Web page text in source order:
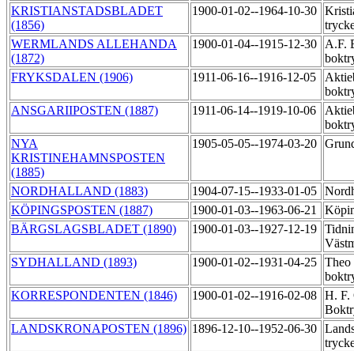
KRISTIANSTADSBLADET
(1856)
1900-01-02--1964-10-30
WERMLANDS ALLEHANDA
(1872)
1900-01-04--1915-12-30
A.F.
FRYKSDALEN (1906)
1911-06-16--1916-12-05
ANSGARIIPOSTEN (1887)
1911-06-14--1919-10-06
NYA
KRISTINEHAMNSPOSTEN
(1885)
1905-05-05--1974-03-20
NORDHALLAND (1883) 1904-07-15--1933-01-05
KÖPINGSPOSTEN (1887)
1900-01-03--1963-06-21
BÄRGSLAGSBLADET (1890)
1900-01-03--1927-12-19
SYDHALLAND (1893)
1900-01-02--1931-04-25 Theo
KORRESPONDENTEN (1846)
1900-01-02--1916-02-08 H. F.
LANDSKRONAPOSTEN (1896) 1896-12-10--1952-06-30